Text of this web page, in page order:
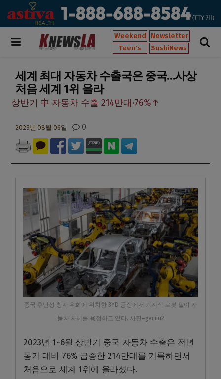
Weekend
Newsletter
Teen's
SushiNews
세계 최대 자동차 수출국은 중국…사상
처음 세계 1위 올라
상반기 中 자동차 수출 214만대·76%↑
2023년 08월 06일 0
중국 후난성 창사 위화에 위치한 BYD 공장에서 기계식 로봇 팔이 자
동차 차체를 용접하고 있다. 사진=gemiu2
2023년 1~6월 상반기 중국 자동차 수출은 전년
동기 대비 76% 급증한 214만대를 기록하면서
처음으로 세계 1위에 올라섰다.